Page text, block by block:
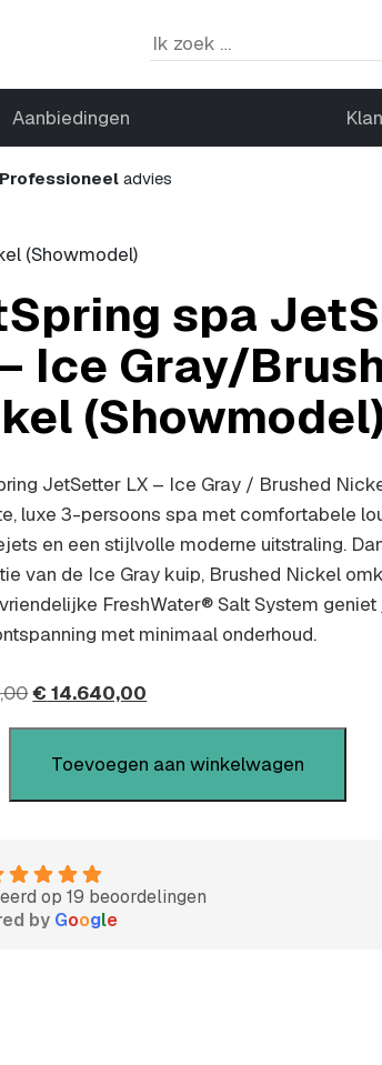
Aanbiedingen
Professioneel advies
(Showmodel)
spa
Ice Gray/
JetSetter LX – Ice Gray / Brushed
luxe 3-persoons spa met comfortabele
en een stijlvolle moderne uitstraling.
van de Ice Gray kuip, Brushed Nickel
FreshWater® Salt System geniet
met minimaal onderhoud.
€ 14.640,00
Toevoegen aan winkelwagen
op 19 beoordelingen
by Google